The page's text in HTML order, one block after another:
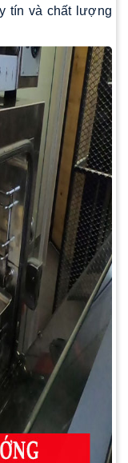
tín và chất lượng